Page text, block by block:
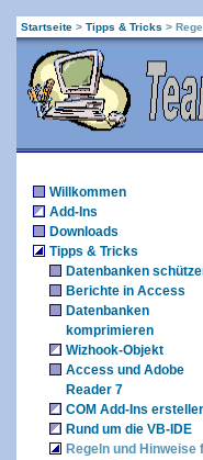
Startseite > Tipps & Tricks >
Willkommen
Add-Ins
Downloads
Tipps & Tricks
Datenbanken
Berichte in Access
Datenbanken
komprimieren
Wizhook-Objekt
Access und Adobe
Reader 7
COM Add-Ins
Rund um die VB-IDE
Regeln und Hinweise